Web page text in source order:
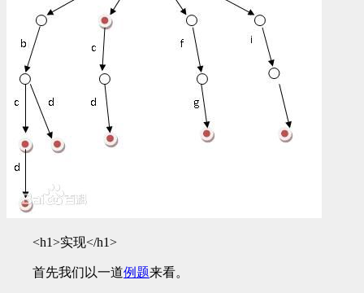
<h1>实现</h1>
首先我们以一道例题来看。